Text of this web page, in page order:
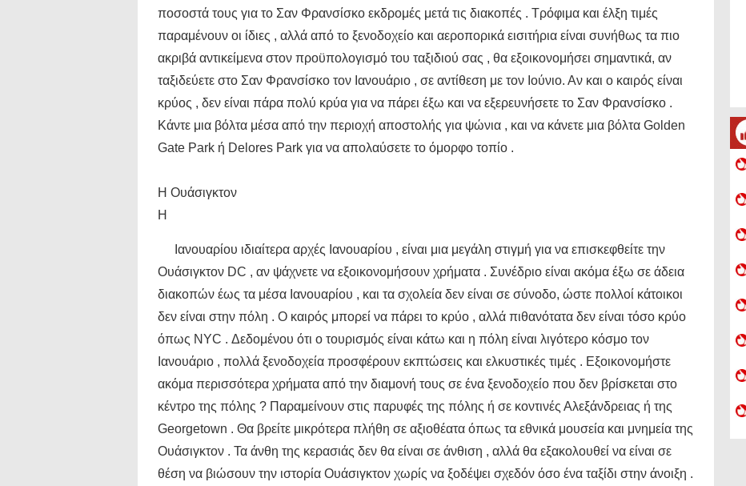
ποσοστά τους για το Σαν Φρανσίσκο εκδρομές μετά τις διακοπές . Τρόφιμα και έλξη τιμές
παραμένουν οι ίδιες , αλλά από το ξενοδοχείο και αεροπορικά εισιτήρια είναι συνήθως τα πιο
ακριβά αντικείμενα στον προϋπολογισμό του ταξιδιού σας , θα εξοικονομήσει σημαντικά, αν
ταξιδεύετε στο Σαν Φρανσίσκο τον Ιανουάριο , σε αντίθεση με τον Ιούνιο. Αν και ο καιρός είναι
κρύος , δεν είναι πάρα πολύ κρύα για να πάρει έξω και να εξερευνήσετε το Σαν Φρανσίσκο .
Κάντε μια βόλτα μέσα από την περιοχή αποστολής για ψώνια , και να κάνετε μια βόλτα Golden
Gate Park ή Delores Park για να απολαύσετε το όμορφο τοπίο .
Η Ουάσιγκτον
Η
Ιανουαρίου ιδιαίτερα αρχές Ιανουαρίου , είναι μια μεγάλη στιγμή για να επισκεφθείτε την
Ουάσιγκτον DC , αν ψάχνετε να εξοικονομήσουν χρήματα . Συνέδριο είναι ακόμα έξω σε άδεια
διακοπών έως τα μέσα Ιανουαρίου , και τα σχολεία δεν είναι σε σύνοδο, ώστε πολλοί κάτοικοι
δεν είναι στην πόλη . Ο καιρός μπορεί να πάρει το κρύο , αλλά πιθανότατα δεν είναι τόσο κρύο
όπως NYC . Δεδομένου ότι ο τουρισμός είναι κάτω και η πόλη είναι λιγότερο κόσμο τον
Ιανουάριο , πολλά ξενοδοχεία προσφέρουν εκπτώσεις και ελκυστικές τιμές . Εξοικονομήστε
ακόμα περισσότερα χρήματα από την διαμονή τους σε ένα ξενοδοχείο που δεν βρίσκεται στο
κέντρο της πόλης ? Παραμείνουν στις παρυφές της πόλης ή σε κοντινές Αλεξάνδρειας ή της
Georgetown . Θα βρείτε μικρότερα πλήθη σε αξιοθέατα όπως τα εθνικά μουσεία και μνημεία της
Ουάσιγκτον . Τα άνθη της κερασιάς δεν θα είναι σε άνθιση , αλλά θα εξακολουθεί να είναι σε
θέση να βιώσουν την ιστορία Ουάσιγκτον χωρίς να ξοδέψει σχεδόν όσο ένα ταξίδι στην άνοιξη .